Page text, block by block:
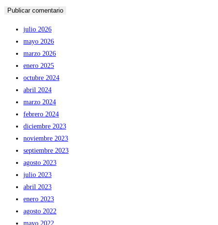
julio 2026
mayo 2026
marzo 2026
enero 2025
octubre 2024
abril 2024
marzo 2024
febrero 2024
diciembre 2023
noviembre 2023
septiembre 2023
agosto 2023
julio 2023
abril 2023
enero 2023
agosto 2022
mayo 2022